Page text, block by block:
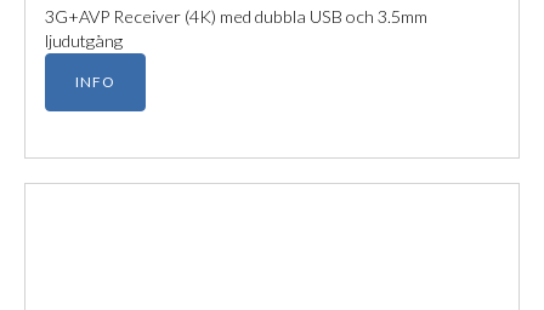
3G+AVP Receiver (4K) med dubbla USB och 3.5mm
ljudutgång
INFO